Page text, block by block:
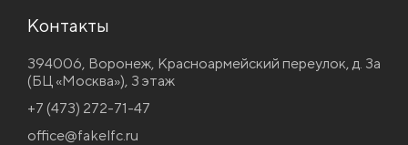
Контакты
394006, Воронеж, Красноармейский переулок, д. 3а
(БЦ «Москва»), 3 этаж
+7 (473) 272-71-47
office@fakelfc.ru